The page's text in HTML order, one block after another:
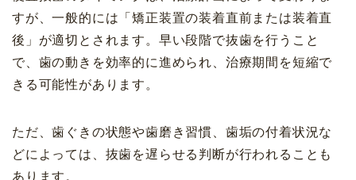
すが、一般的には「矯正装置の装着直前または装着直
後」が適切とされます。早い段階で抜歯を行うこと
で、歯の動きを効率的に進められ、治療期間を短縮で
きる可能性があります。
ただ、歯ぐきの状態や歯磨き習慣、歯垢の付着状況な
どによっては、抜歯を遅らせる判断が行われることも
あります。